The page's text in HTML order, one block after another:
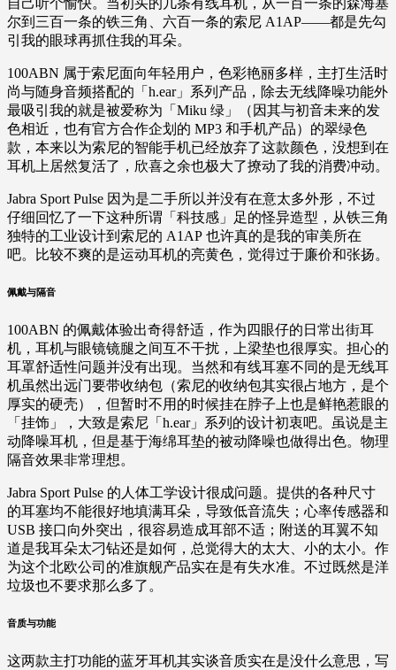
自己听个愉快。当初买的几条有线耳机，从一百一条的森海塞
尔到三百一条的铁三角、六百一条的索尼 A1AP——都是先勾
引我的眼球再抓住我的耳朵。
100ABN 属于索尼面向年轻用户，色彩艳丽多样，主打生活时
尚与随身音频搭配的「h.ear」系列产品，除去无线降噪功能外
最吸引我的就是被爱称为「Miku 绿」（因其与初音未来的发
色相近，也有官方合作企划的 MP3 和手机产品）的翠绿色
款，本来以为索尼的智能手机已经放弃了这款颜色，没想到在
耳机上居然复活了，欣喜之余也极大了撩动了我的消费冲动。
Jabra Sport Pulse 因为是二手所以并没有在意太多外形，不过
仔细回忆了一下这种所谓「科技感」足的怪异造型，从铁三角
独特的工业设计到索尼的 A1AP 也许真的是我的审美所在
吧。比较不爽的是运动耳机的亮黄色，觉得过于廉价和张扬。
佩戴与隔音
100ABN 的佩戴体验出奇得舒适，作为四眼仔的日常出街耳
机，耳机与眼镜镜腿之间互不干扰，上梁垫也很厚实。担心的
耳罩舒适性问题并没有出现。当然和有线耳塞不同的是无线耳
机虽然出远门要带收纳包（索尼的收纳包其实很占地方，是个
厚实的硬壳），但暂时不用的时候挂在脖子上也是鲜艳惹眼的
「挂饰」，大致是索尼「h.ear」系列的设计初衷吧。虽说是主
动降噪耳机，但是基于海绵耳垫的被动降噪也做得出色。物理
隔音效果非常理想。
Jabra Sport Pulse 的人体工学设计很成问题。提供的各种尺寸
的耳塞均不能很好地填满耳朵，导致低音流失；心率传感器和
USB 接口向外突出，很容易造成耳部不适；附送的耳翼不知
道是我耳朵太刁钻还是如何，总觉得大的太大、小的太小。作
为这个北欧公司的准旗舰产品实在是有失水准。不过既然是洋
垃圾也不要求那么多了。
音质与功能
这两款主打功能的蓝牙耳机其实谈音质实在是没什么意思，写